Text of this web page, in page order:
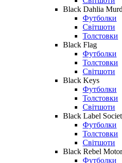
Black Dahlia
Футболки
Світшоти
Толстовки
Black Flag
Футболки
Толстовки
Світшоти
Black Keys
Футболки
Толстовки
Світшоти
Black Label
Футболки
Толстовки
Світшоти
Black Rebel
Футболки